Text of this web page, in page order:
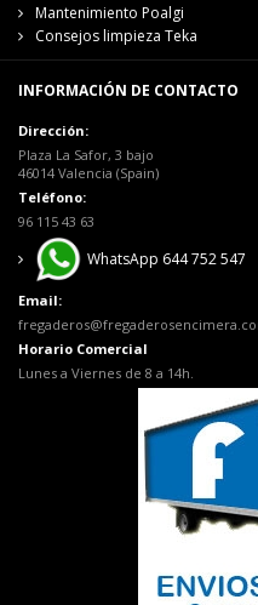
Mantenimiento Poalgi
Consejos limpieza Teka
INFORMACIÓN DE CONTACTO
Dirección:
Plaza La Safor, 3 bajo
46014 Valencia (Spain)
Teléfono:
96 115 43 63
WhatsApp 644 752 547
Email:
Horario Comercial
Lunes a Viernes de 8 a 14h.